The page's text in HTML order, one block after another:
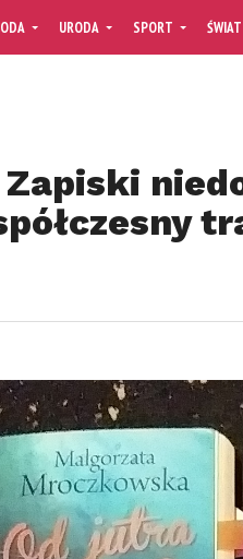
URODA SPORT